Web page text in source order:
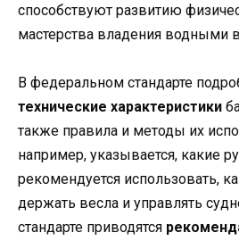
способствуют развитию
мастерства владения водными
В федеральном стандарте
технические характеристики
также правила и методы их
например, указывается, какие
рекомендуется использовать,
держать весла и управлять
стандарте приводятся